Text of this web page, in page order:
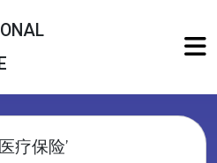
疗保险’